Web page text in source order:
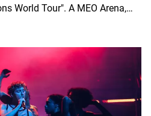
World Tour". A MEO Arena,
seu forte vínculo com o